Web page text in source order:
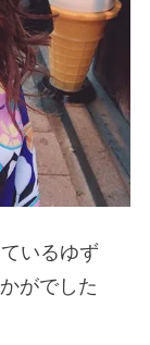
いるゆず
がでした